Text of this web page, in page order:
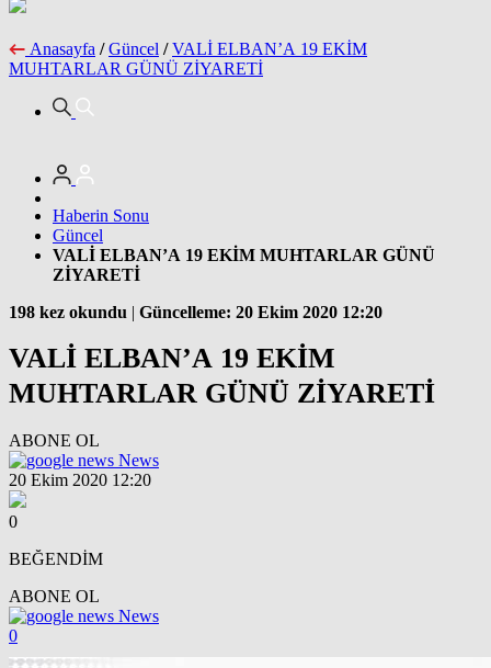
Anasayfa / Güncel / VALİ ELBAN’A 19 EKİM
MUHTARLAR GÜNÜ ZİYARETİ
Haberin Sonu
Güncel
VALİ ELBAN’A 19 EKİM MUHTARLAR GÜNÜ
ZİYARETİ
198 kez okundu | Güncelleme: 20 Ekim 2020 12:20
VALİ ELBAN’A 19 EKİM
MUHTARLAR GÜNÜ ZİYARETİ
ABONE OL
News
20 Ekim 2020 12:20
0
BEĞENDİM
ABONE OL
News
0